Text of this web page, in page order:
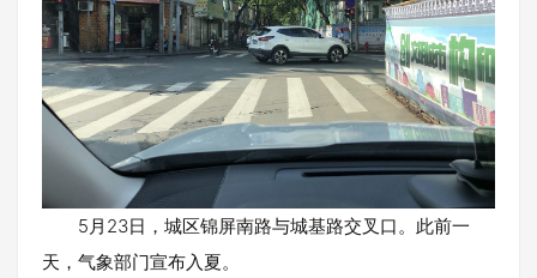
5月23日，城区锦屏南路与城基路交叉口。此前一
天，气象部门宣布入夏。